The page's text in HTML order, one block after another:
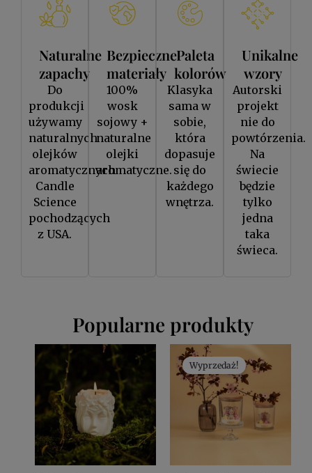
Naturalne
zapachy
Do
produkcji
używamy
naturalnych
olejków
aromatycznych
Candle
Science
pochodzących
z USA.
Bezpieczne
materiały
100%
wosk
sojowy +
naturalne
olejki
aromatyczne.
Paleta
kolorów
Klasyka
sama w
sobie,
która
dopasuje
się do
każdego
wnętrza.
Unikalne
wzory
Autorski
projekt
nie do
powtórzenia.
Na
świecie
będzie
tylko
jedna
taka
świeca.
Popularne produkty
Wyprzedaż!
Pierwotna
cena
wynosiła:
100,00 zł.
Aktualna
cena
wynosi:
85,00 zł.